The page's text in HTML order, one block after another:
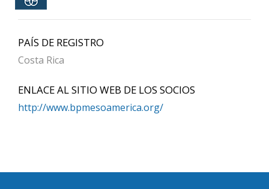
PAÍS DE REGISTRO
Costa Rica
ENLACE AL SITIO WEB DE LOS SOCIOS
http://www.bpmesoamerica.org/